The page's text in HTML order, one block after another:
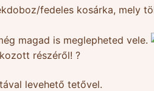
fedeles kosárka, mely
magad is meglepheted vele.
részéről! ?
levehető tetővel.